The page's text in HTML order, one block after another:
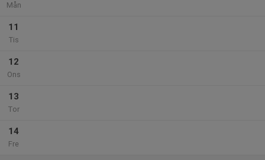
Mån
11
Tis
12
Ons
13
Tor
14
Fre